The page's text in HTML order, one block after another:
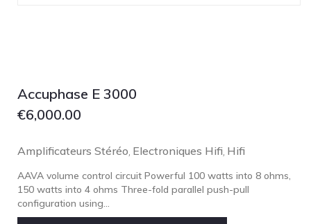
Linn
Luxsin
Meze Headphones
Accuphase E 3000
€6,000.00
Amplificateurs Stéréo Electroniques Hifi Hifi
AAVA volume control circuit Powerful 100 watts into 8 ohms,
150 watts into 4 ohms Three-fold parallel push-pull
configuration using...